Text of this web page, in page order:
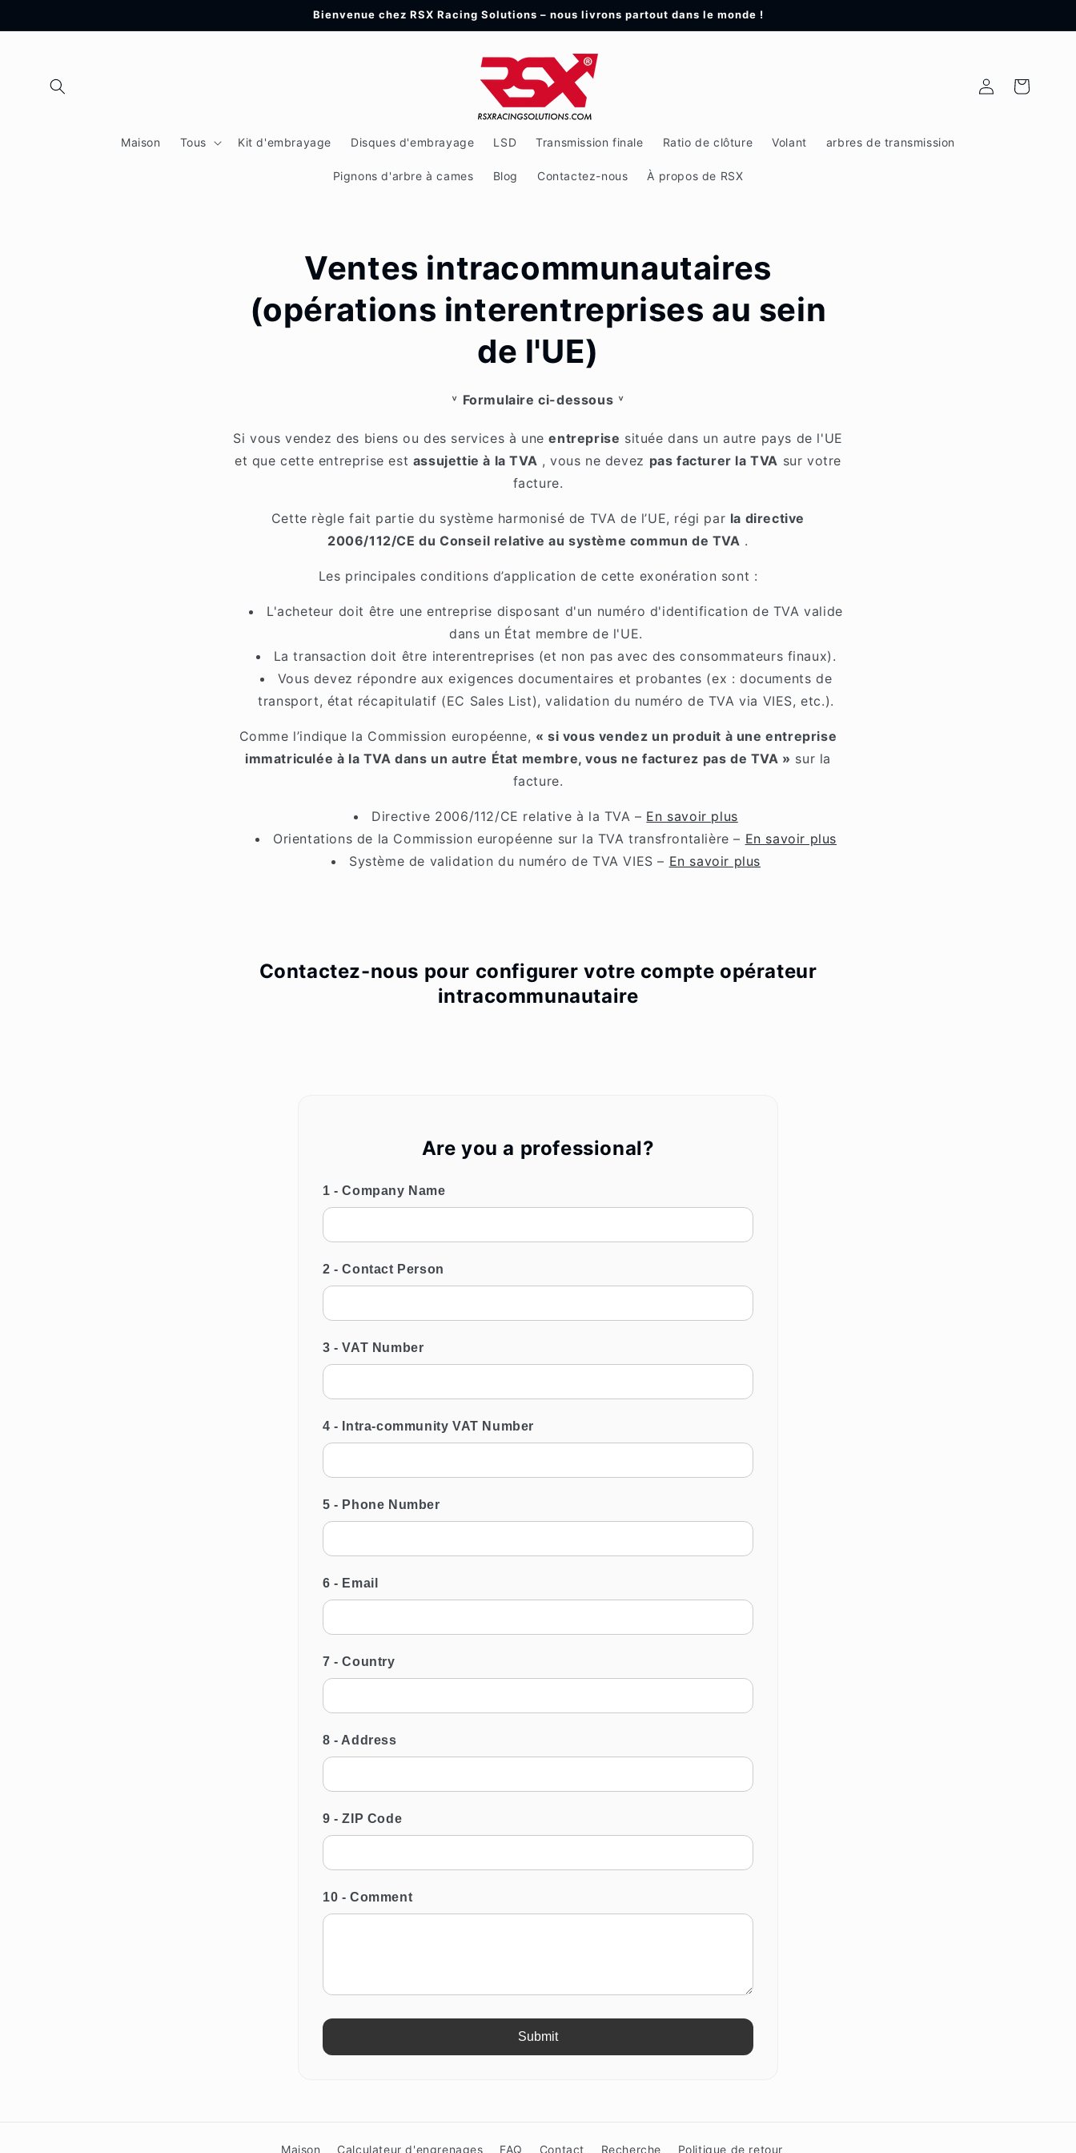
au
Bienvenue chez RSX Racing Solutions – nous livrons partout dans le monde !
Maison Tous Kit d'embrayage Disques d'embrayage LSD Transmission finale Ratio de clôture Volant arbres de transmission
Pignons d'arbre à cames Blog Contactez-nous À propos de RSX
ConnexionPanier
Ventes intracommunautaires
(opérations interentreprises au sein
de l'UE)
˅ Formulaire ci-dessous ˅
Si vous vendez des biens ou des services à uneentreprise située dans un autre pays de l'UE
et que cette entreprise est assujettie à la TVA , vous ne devez pas facturer la TVA sur votre
facture.
Cette règle fait partie du système harmonisé de TVA de l’UE, régi par la directive
2006/112/CE du Conseil relative au système commun de TVA .
Les principales conditions d’application de cette exonération sont :
L'acheteur doit être une entreprise disposant d'un numéro d'identification de TVA valide
dans un État membre de l'UE.
La transaction doit être interentreprises (et non pas avec des consommateurs finaux).
Vous devez répondre aux exigences documentaires et probantes (ex : documents de
transport, état récapitulatif (EC Sales List), validation du numéro de TVA via VIES, etc.).
Comme l’indique la Commission européenne, « si vous vendez un produit à une entreprise
immatriculée à la TVA dans un autre État membre, vous ne facturez pas de TVA » sur la
facture.
Directive 2006/112/CE relative à la TVA – En savoir plus
Orientations de la Commission européenne sur la TVA transfrontalière – En savoir plus
Système de validation du numéro de TVA VIES – En savoir plus
Contactez-nous pour configurer votre compte opérateur
intracommunautaire
Are you a professional?
1 - Company Name
2 - Contact Person
3 - VAT Number
4 - Intra-community VAT Number
5 - Phone Number
6 - Email
7 - Country
8 - Address
9 - ZIP Code
10 - Comment
Submit
Maison Calculateur d'engrenages FAQ Contact Recherche Politique de retour